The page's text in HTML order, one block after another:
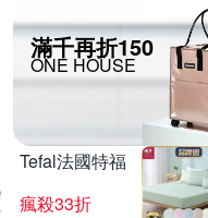
滿千再折150
ONE HOUSE
Tefal法國特福
瘋殺33折